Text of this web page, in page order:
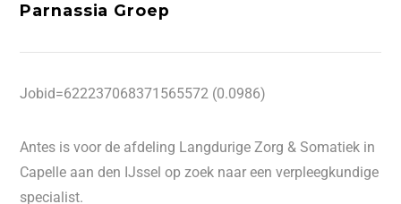
Parnassia Groep
Jobid=622237068371565572 (0.0986)
Antes is voor de afdeling Langdurige Zorg & Somatiek in
Capelle aan den IJssel op zoek naar een verpleegkundige
specialist.